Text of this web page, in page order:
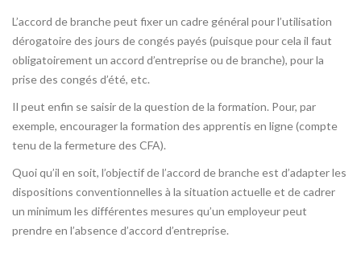
L’accord de branche peut fixer un cadre général pour l’utilisation
dérogatoire des jours de congés payés (puisque pour cela il faut
obligatoirement un accord d’entreprise ou de branche), pour la
prise des congés d’été, etc.
Il peut enfin se saisir de la question de la formation. Pour, par
exemple, encourager la formation des apprentis en ligne (compte
tenu de la fermeture des CFA).
Quoi qu’il en soit, l’objectif de l’accord de branche est d’adapter les
dispositions conventionnelles à la situation actuelle et de cadrer
un minimum les différentes mesures qu’un employeur peut
prendre en l’absence d’accord d’entreprise.